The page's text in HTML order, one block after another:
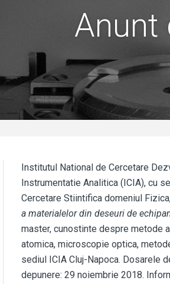
Anunt
Institutul National de Cercetare
Instrumentatie Analitica (ICIA), cu
Cercetare Stiintifica domeniul
a materialelor din deseuri de
master, cunostinte despre metode
atomica, microscopie optica,
sediul ICIA Cluj-Napoca. Dosarele
depunere: 29 noiembrie 2018.